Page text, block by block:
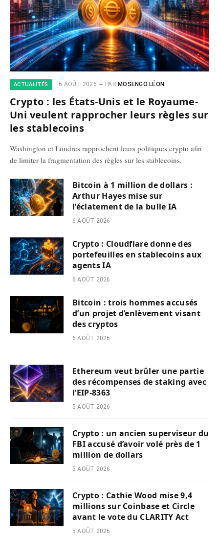
ACTUALITÉS 6 AOÛT 2026 PAR MOSENGO LÉON
Crypto : les États-Unis et le Royaume-
Uni veulent rapprocher leurs règles sur
les stablecoins
Washington et Londres rapprochent leurs politiques crypto afin
de limiter la fragmentation des règles sur les stablecoins.
Bitcoin à 1 million de dollars :
Arthur Hayes mise sur
l’éclatement de la bulle IA
6 AOÛT 2026
Crypto : Cloudflare donne des
portefeuilles en stablecoins aux
agents IA
6 AOÛT 2026
Bitcoin : trois hommes accusés
d’un projet d’enlèvement visant
des cryptos
6 AOÛT 2026
Ethereum veut brûler une partie
des récompenses de staking avec
l’EIP-8363
5 AOÛT 2026
Crypto : un ancien superviseur du
FBI accusé d’avoir volé près de 1
million de dollars
5 AOÛT 2026
Crypto : Cathie Wood mise 9,4
millions sur Coinbase et Circle
avant le vote du CLARITY Act
5 AOÛT 2026